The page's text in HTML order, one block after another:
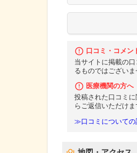
口コミ・コメン
当サイトに掲載の
るものではござい
医療機関の方へ
投稿された口コミ
らご返信いただけま
≫口コミについての